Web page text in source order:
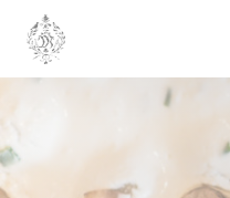
Панель управления cookies